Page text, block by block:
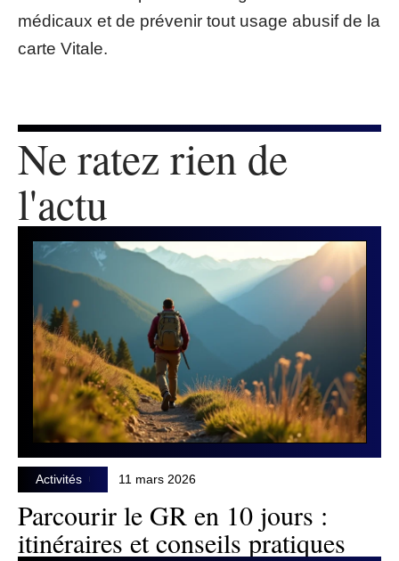
médicaux et de prévenir tout usage abusif de la
carte Vitale.
Ne ratez rien de
l'actu
Activités 11 mars 2026
Parcourir le GR en 10 jours :
itinéraires et conseils pratiques